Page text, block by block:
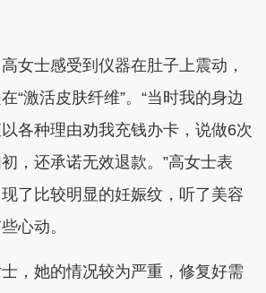
士感受到仪器在肚子上震动，
“激活皮肤纤维”。“当时我的身边
各种理由劝我充钱办卡，说做6次
，还承诺无效退款。”高女士表
了比较明显的妊娠纹，听了美容
心动。
她的情况较为严重，修复好需